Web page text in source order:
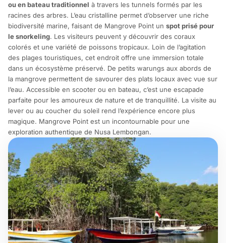
ou en bateau traditionnel à travers les tunnels formés par les
racines des arbres. L’eau cristalline permet d’observer une riche
biodiversité marine, faisant de Mangrove Point un spot prisé pour
le snorkeling. Les visiteurs peuvent y découvrir des coraux
colorés et une variété de poissons tropicaux. Loin de l’agitation
des plages touristiques, cet endroit offre une immersion totale
dans un écosystème préservé. De petits warungs aux abords de
la mangrove permettent de savourer des plats locaux avec vue sur
l’eau. Accessible en scooter ou en bateau, c’est une escapade
parfaite pour les amoureux de nature et de tranquillité. La visite au
lever ou au coucher du soleil rend l’expérience encore plus
magique. Mangrove Point est un incontournable pour une
exploration authentique de Nusa Lembongan.